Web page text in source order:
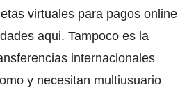
virtuales para pagos online
aqui. Tampoco es la
internacionales
y necesitan multiusuario